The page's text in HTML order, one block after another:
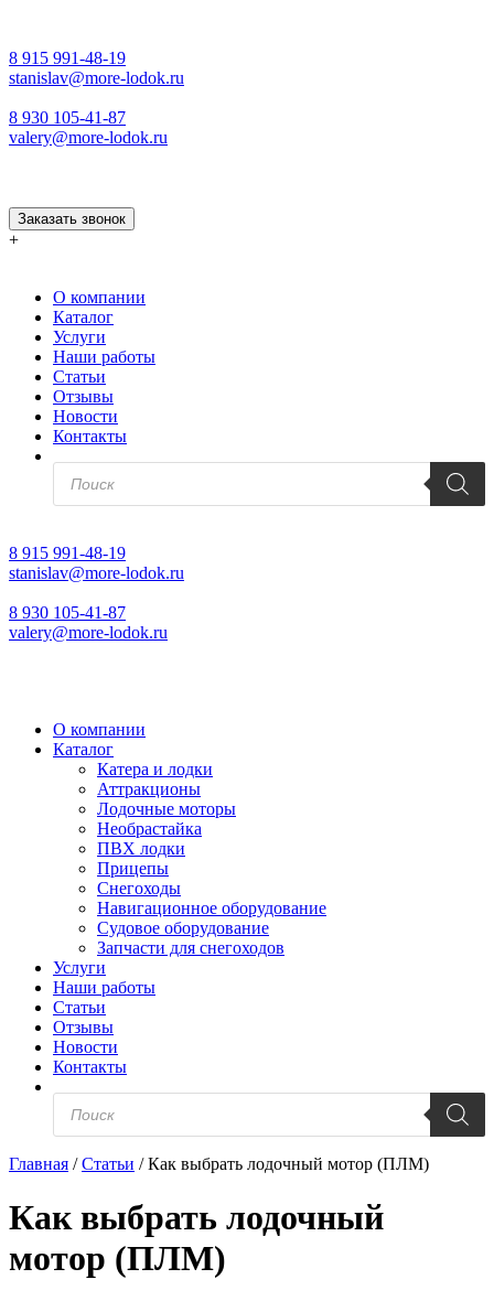
8 915 991-48-19
stanislav@more-lodok.ru
8 930 105-41-87
valery@more-lodok.ru
Заказать звонок
+
О компании
Каталог
Услуги
Наши работы
Статьи
Отзывы
Новости
Контакты
Поиск
товаров
8 915 991-48-19
stanislav@more-lodok.ru
8 930 105-41-87
valery@more-lodok.ru
О компании
Каталог
Катера и лодки
Аттракционы
Лодочные моторы
Необрастайка
ПВХ лодки
Прицепы
Снегоходы
Навигационное оборудование
Судовое оборудование
Запчасти для снегоходов
Услуги
Наши работы
Статьи
Отзывы
Новости
Контакты
Поиск
товаров
Главная /Статьи /Как выбрать лодочный мотор (ПЛМ)
Как выбрать лодочный
мотор (ПЛМ)